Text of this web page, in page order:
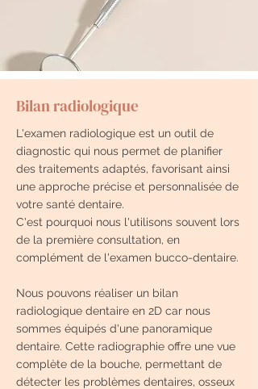
Bilan radiologique
L'examen radiologique est un outil de
diagnostic qui nous permet de planifier
des traitements adaptés, favorisant ainsi
une approche précise et personnalisée de
votre santé dentaire.
C'est pourquoi nous l'utilisons souvent lors
de la première consultation, en
complément de l'examen bucco-dentaire.
Nous pouvons réaliser un bilan
radiologique dentaire en 2D car nous
sommes équipés d'une panoramique
dentaire. Cette radiographie offre une vue
complète de la bouche, permettant de
détecter les problèmes dentaires, osseux